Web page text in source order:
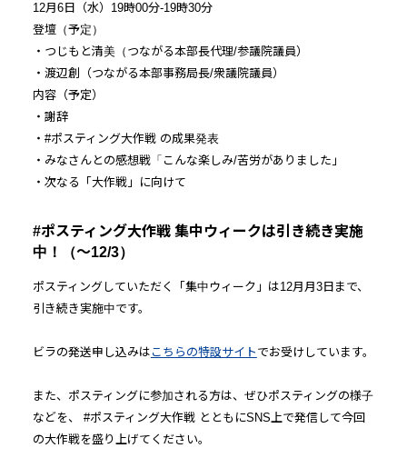
12月6日（水）19時00分-19時30分
登壇（予定）
・つじもと清美（つながる本部長代理/参議院議員）
・渡辺創（つながる本部事務局長/衆議院議員）
内容（予定）
・謝辞
・#ポスティング大作戦 の成果発表
・みなさんとの感想戦「こんな楽しみ/苦労がありました」
・次なる「大作戦」に向けて
#ポスティング大作戦 集中ウィークは引き続き実施
中！（～12/3）
ポスティングしていただく「集中ウィーク」は12月月3日まで、
引き続き実施中です。
ビラの発送申し込みは こちらの特設サイト でお受けしています。
また、ポスティングに参加される方は、ぜひポスティングの様子
などを、 #ポスティング大作戦 とともにSNS上で発信して今回
の大作戦を盛り上げてください。